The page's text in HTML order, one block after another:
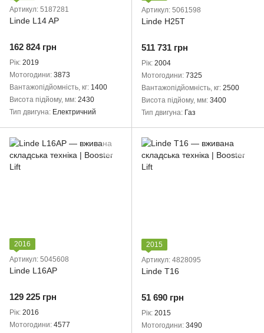
Артикул: 5187281
Linde L14 AP
162 824 грн
Рік 2019
Мотогодини 3873
Вантажопідйомність, кг 1400
Висота підйому, мм 2430
Тип двигуна Електричний
Артикул: 5061598
Linde H25T
511 731 грн
Рік 2004
Мотогодини 7325
Вантажопідйомність, кг 2500
Висота підйому, мм 3400
Тип двигуна Газ
2016
Артикул: 5045608
Linde L16AP
129 225 грн
Рік 2016
Мотогодини 4577
2015
Артикул: 4828095
Linde T16
51 690 грн
Рік 2015
Мотогодини 3490